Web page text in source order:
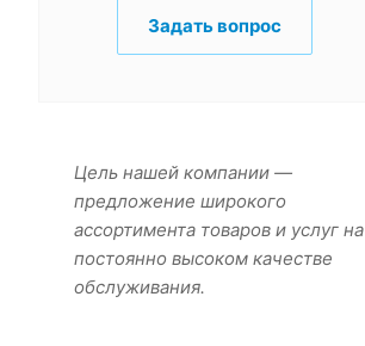
Задать вопрос
Цель нашей компании —
предложение широкого
ассортимента товаров и услуг на
постоянно высоком качестве
обслуживания.